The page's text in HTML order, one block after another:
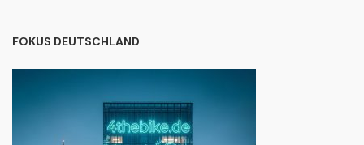
FOKUS DEUTSCHLAND